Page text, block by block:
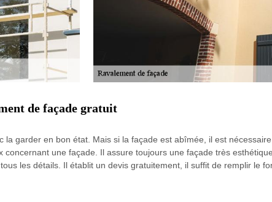
de façade gratuit
garder en bon état. Mais si la façade est abîmée, il est
une façade. Il assure toujours une façade très
les détails. Il établit un devis gratuitement, il suffit de remplir le